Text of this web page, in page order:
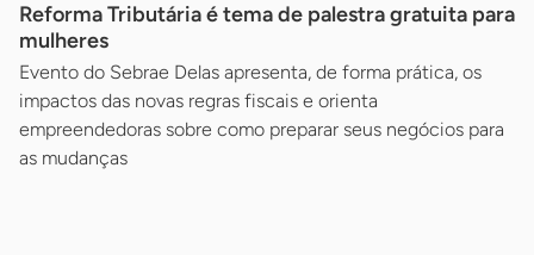
Reforma Tributária é tema de palestra gratuita para
mulheres
Evento do Sebrae Delas apresenta, de forma prática, os
impactos das novas regras fiscais e orienta
empreendedoras sobre como preparar seus negócios para
as mudanças